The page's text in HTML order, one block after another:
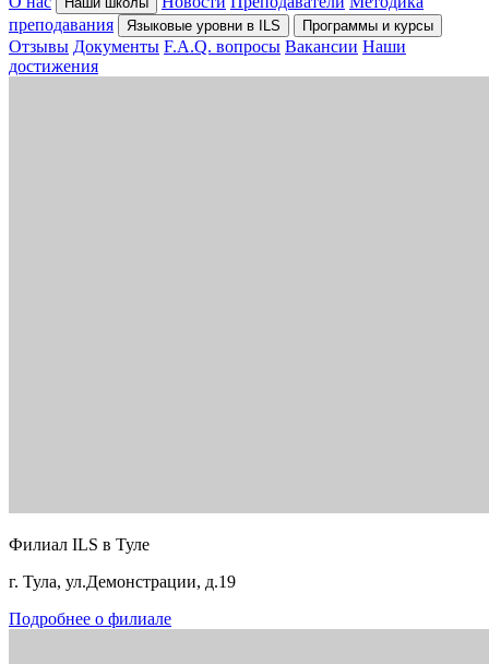
преподавания
Языковые уровни в ILS Программы и курсы
Отзывы Документы F.A.Q. вопросы Вакансии Наши
достижения
Филиал ILS в Туле
г. Тула, ул.Демонстрации, д.19
Подробнее о филиале